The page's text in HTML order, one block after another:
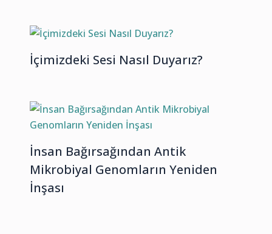
İçimizdeki Sesi Nasıl Duyarız?
İnsan Bağırsağından Antik
Mikrobiyal Genomların Yeniden
İnşası